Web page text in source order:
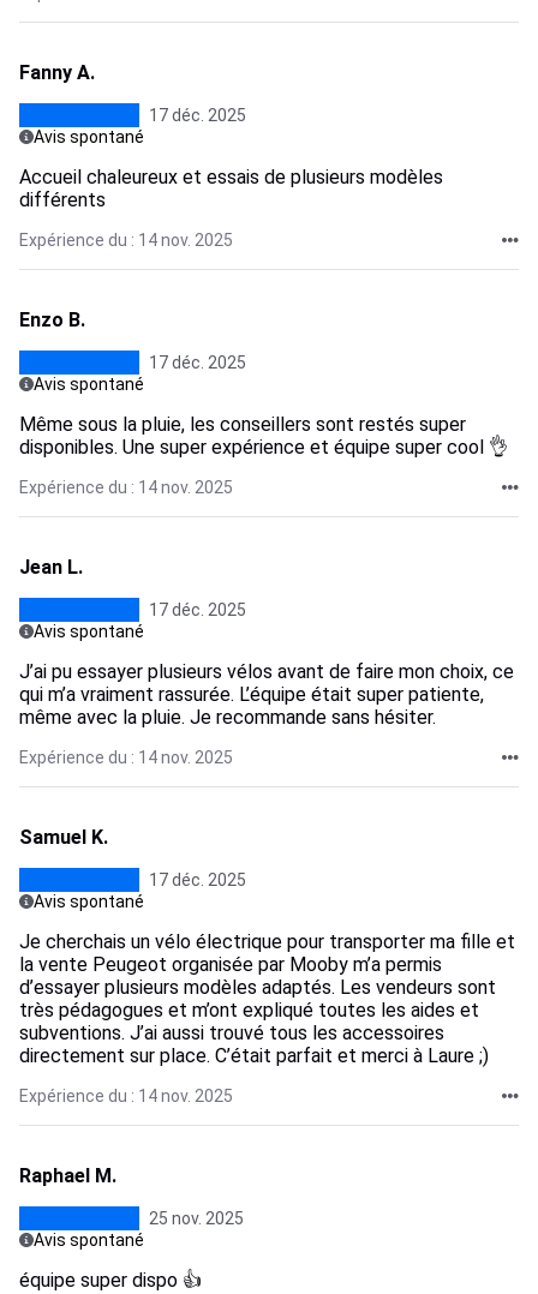
Fanny A.
17 déc. 2025
Avis spontané
Accueil chaleureux et essais de plusieurs modèles
différents
Expérience du : 14 nov. 2025
Enzo B.
17 déc. 2025
Avis spontané
Même sous la pluie, les conseillers sont restés super
disponibles. Une super expérience et équipe super cool 👌
Expérience du : 14 nov. 2025
Jean L.
17 déc. 2025
Avis spontané
J’ai pu essayer plusieurs vélos avant de faire mon choix, ce
qui m’a vraiment rassurée. L’équipe était super patiente,
même avec la pluie. Je recommande sans hésiter.
Expérience du : 14 nov. 2025
Samuel K.
17 déc. 2025
Avis spontané
Je cherchais un vélo électrique pour transporter ma fille et
la vente Peugeot organisée par Mooby m’a permis
d’essayer plusieurs modèles adaptés. Les vendeurs sont
très pédagogues et m’ont expliqué toutes les aides et
subventions. J’ai aussi trouvé tous les accessoires
directement sur place. C’était parfait et merci à Laure ;)
Expérience du : 14 nov. 2025
Raphael M.
25 nov. 2025
Avis spontané
équipe super dispo 👍